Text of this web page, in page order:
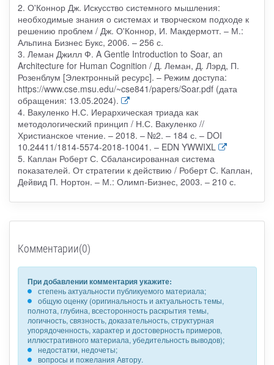
2. О'Коннор Дж. Искусство системного мышления:
необходимые знания о системах и творческом подходе к
решению проблем / Дж. О'Коннор, И. Макдермотт. – М.:
Альпина Бизнес Букс, 2006. – 256 с.
3. Леман Джилл Ф. A Gentle Introduction to Soar, an
Architecture for Human Cognition / Д. Леман, Д. Лэрд, П.
Розенблум [Электронный ресурс]. – Режим доступа:
https://www.cse.msu.edu/~cse841/papers/Soar.pdf (дата
обращения: 13.05.2024).
4. Вакуленко Н.С. Иерархическая триада как
методологический принцип / Н.С. Вакуленко //
Христианское чтение. – 2018. – №2. – 184 с. – DOI
10.24411/1814-5574-2018-10041. – EDN YWWIXL
5. Каплан Роберт С. Сбалансированная система
показателей. От стратегии к действию / Роберт С. Каплан,
Дейвид П. Нортон. – М.: Олимп-Бизнес, 2003. – 210 с.
Комментарии(0)
При добавлении комментария укажите:
степень актуальности публикуемого материала;
общую оценку (оригинальность и актуальность темы,
полнота, глубина, всесторонность раскрытия темы,
логичность, связность, доказательность, структурная
упорядоченность, характер и достоверность примеров,
иллюстративного материала, убедительность выводов);
недостатки, недочеты;
вопросы и пожелания Автору.